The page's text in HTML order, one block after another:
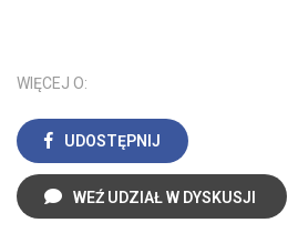
WIĘCEJ O:
UDOSTĘPNIJ
WEŹ UDZIAŁ W DYSKUSJI